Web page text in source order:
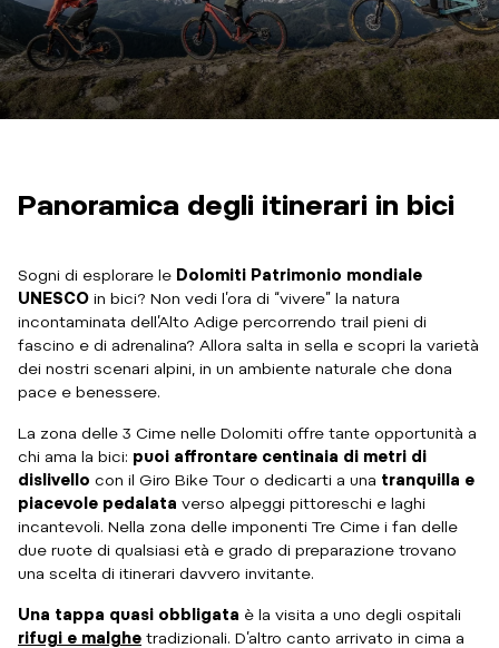
Panoramica degli itinerari in bici
Sogni di esplorare le Dolomiti Patrimonio mondiale
UNESCO in bici? Non vedi l’ora di “vivere” la natura
incontaminata dell’Alto Adige percorrendo trail pieni di
fascino e di adrenalina? Allora salta in sella e scopri la varietà
dei nostri scenari alpini, in un ambiente naturale che dona
pace e benessere.
La zona delle 3 Cime nelle Dolomiti offre tante opportunità a
chi ama la bici: puoi affrontare centinaia di metri di
dislivello con il Giro Bike Tour o dedicarti a una tranquilla e
piacevole pedalata verso alpeggi pittoreschi e laghi
incantevoli. Nella zona delle imponenti Tre Cime i fan delle
due ruote di qualsiasi età e grado di preparazione trovano
una scelta di itinerari davvero invitante.
Una tappa quasi obbligata è la visita a uno degli ospitali
rifugi e malghe tradizionali. D’altro canto arrivato in cima a